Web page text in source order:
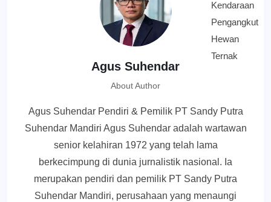
Agus Suhendar
About Author
Agus Suhendar Pendiri & Pemilik PT Sandy Putra
Suhendar Mandiri Agus Suhendar adalah wartawan
senior kelahiran 1972 yang telah lama
berkecimpung di dunia jurnalistik nasional. Ia
merupakan pendiri dan pemilik PT Sandy Putra
Suhendar Mandiri, perusahaan yang menaungi